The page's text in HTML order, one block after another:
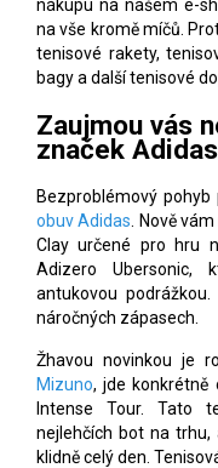
nákupu na našem e-
na vše kromě míčů.
tenisové rakety,
bagy a další tenisové
Zaujmou vás
značek
Bezproblémový
obuv Adidas . Nově
Clay určené pro hru
Adizero Ubersonic,
antukovou
náročných zápasech.
Žhavou novinkou je
Mizuno, jde konkrétně
Intense Tour. Tato
nejlehčích bot na
klidně celý den.